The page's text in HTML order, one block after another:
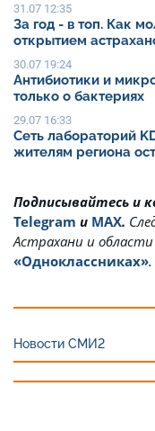
31.07 12:35
За год - в топ. Как
открытием
30.07 19:24
Антибиотики и
только о бактериях
29.07 16:33
Сеть лабораторий
жителям региона
Подписывайтесь и
Telegram и MAX.
Астрахани и
«Одноклассниках»
Новости СМИ2